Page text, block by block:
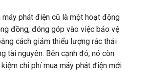
máy phát điện cũ là một hoạt động
đồng, đóng góp vào việc bảo vệ
cách giảm thiểu lượng rác thải
tài nguyên. Bên cạnh đó, nó còn
chi phí mua máy phát điện mới